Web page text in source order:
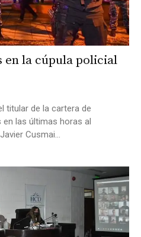
en la cúpula policial
titular de la cartera de
las últimas horas al
Cusmai...